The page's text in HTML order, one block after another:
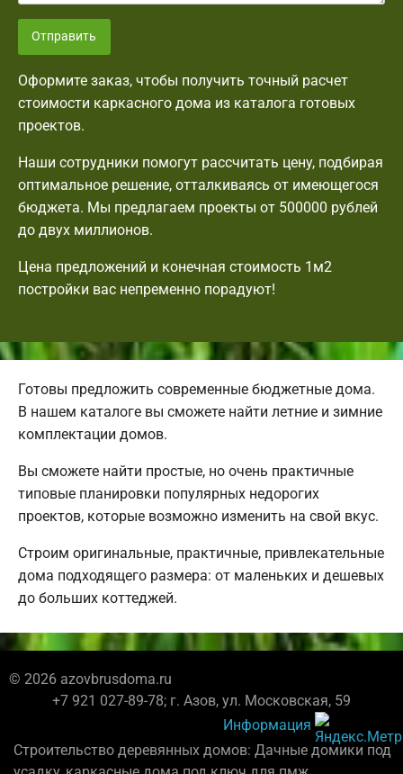
Отправить
Оформите заказ, чтобы получить точный расчет
стоимости каркасного дома из каталога готовых
проектов.
Наши сотрудники помогут рассчитать цену, подбирая
оптимальное решение, отталкиваясь от имеющегося
бюджета. Мы предлагаем проекты от 500000 рублей
до двух миллионов.
Цена предложений и конечная стоимость 1м2
постройки вас непременно порадуют!
Готовы предложить современные бюджетные дома.
В нашем каталоге вы сможете найти летние и зимние
комплектации домов.
Вы сможете найти простые, но очень практичные
типовые планировки популярных недорогих
проектов, которые возможно изменить на свой вкус.
Строим оригинальные, практичные, привлекательные
дома подходящего размера: от маленьких и дешевых
до больших коттеджей.
© 2026 azovbrusdoma.ru
+7 921 027-89-78; г. Азов, ул. Московская, 59
Информация
Строительство деревянных домов: Дачные домики под